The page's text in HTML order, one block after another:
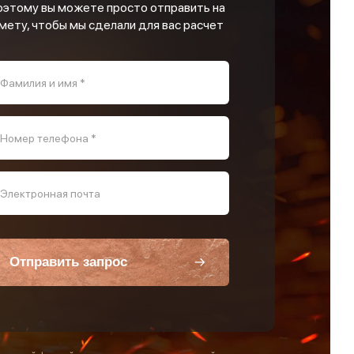
вы можете просто отправить на
чтобы мы сделали для вас расчет
Фамилия и имя *
Номер телефона *
Электронная почта
Отправить запрос